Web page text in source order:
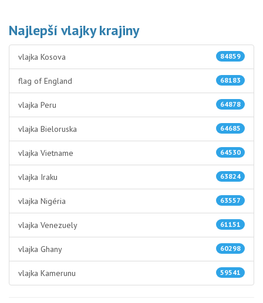
Najlepší vlajky krajiny
84859
vlajka Kosova
68183
flag of England
64878
vlajka Peru
64685
vlajka Bieloruska
64530
vlajka Vietname
63824
vlajka Iraku
63557
vlajka Nigéria
61151
vlajka Venezuely
60298
vlajka Ghany
59541
vlajka Kamerunu